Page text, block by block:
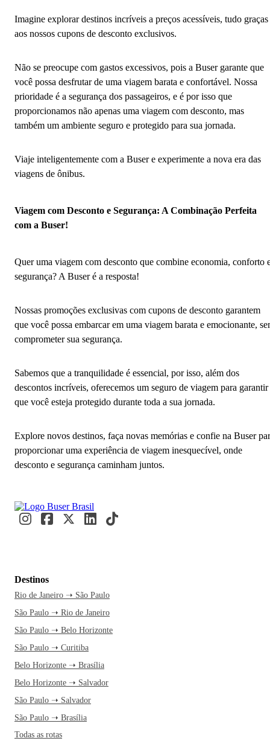
Imagine explorar destinos incríveis a preços acessíveis, tudo graças
aos nossos cupons de desconto exclusivos.
Não se preocupe com gastos excessivos, pois a Buser garante que
você possa desfrutar de uma viagem barata e confortável. Nossa
prioridade é a segurança dos passageiros, e é por isso que
proporcionamos não apenas uma viagem com desconto, mas
também um ambiente seguro e protegido para sua jornada.
Viaje inteligentemente com a Buser e experimente a nova era das
viagens de ônibus.
Viagem com Desconto e Segurança: A Combinação Perfeita
com a Buser!
Quer uma viagem com desconto que combine economia, conforto
segurança? A Buser é a resposta!
Nossas promoções exclusivas com cupons de desconto garantem
que você possa embarcar em uma viagem barata e emocionante,
comprometer sua segurança.
Sabemos que a tranquilidade é essencial, por isso, além dos
descontos incríveis, oferecemos um seguro de viagem para garantir
que você esteja protegido durante toda a sua jornada.
Explore novos destinos, faça novas memórias e confie na Buser
proporcionar uma experiência de viagem inesquecível, onde
desconto e segurança caminham juntos.
Destinos
Rio de Janeiro ➝ São Paulo
São Paulo ➝ Rio de Janeiro
São Paulo ➝ Belo Horizonte
São Paulo ➝ Curitiba
Belo Horizonte ➝ Brasília
Belo Horizonte ➝ Salvador
São Paulo ➝ Salvador
São Paulo ➝ Brasília
Todas as rotas